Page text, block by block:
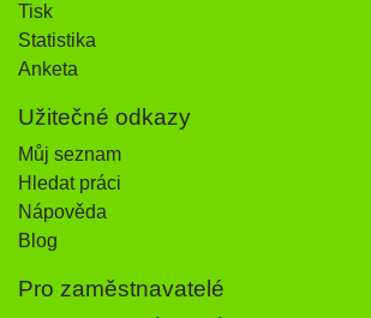
Tisk
Statistika
Anketa
Užitečné odkazy
Můj seznam
Hledat práci
Nápověda
Blog
Pro zaměstnavatelé